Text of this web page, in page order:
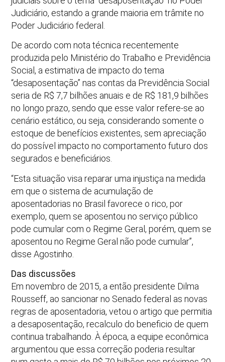
Judiciário, estando a grande maioria em trâmite no
Poder Judiciário federal.
De acordo com nota técnica recentemente
produzida pelo Ministério do Trabalho e Previdência
Social, a estimativa de impacto do tema
“desaposentação” nas contas da Previdência Social
seria de R$ 7,7 bilhões anuais e de R$ 181,9 bilhões
no longo prazo, sendo que esse valor refere-se ao
cenário estático, ou seja, considerando somente o
estoque de benefícios existentes, sem apreciação
do possível impacto no comportamento futuro dos
segurados e beneficiários.
“Esta situação visa reparar uma injustiça na medida
em que o sistema de acumulação de
aposentadorias no Brasil favorece o rico, por
exemplo, quem se aposentou no serviço público
pode cumular com o Regime Geral, porém, quem se
aposentou no Regime Geral não pode cumular”,
disse Agostinho.
Das discussões
Em novembro de 2015, a então presidente Dilma
Rousseff, ao sancionar no Senado federal as novas
regras de aposentadoria, vetou o artigo que permitia
a desaposentação, recalculo do beneficio de quem
continua trabalhando. À época, a equipe econômica
argumentou que essa correção poderia resultar